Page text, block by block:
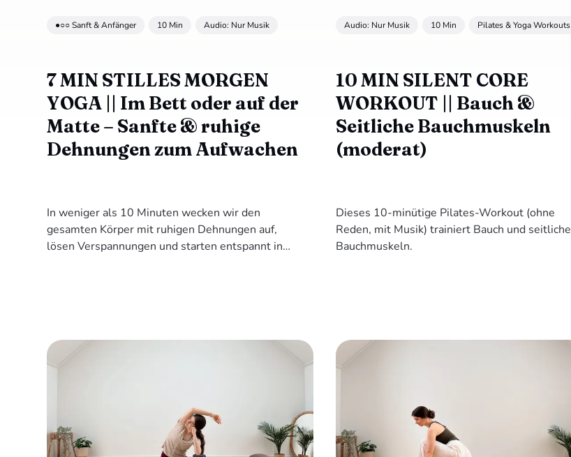
●○○ Sanft & Anfänger 10 Min Audio: Nur Musik
7 MIN STILLES MORGEN
YOGA || Im Bett oder auf der
Matte – Sanfte & ruhige
Dehnungen zum Aufwachen
In weniger als 10 Minuten wecken wir den
gesamten Körper mit ruhigen Dehnungen auf,
lösen Verspannungen und starten entspannt in
Audio: Nur Musik 10 Min Pilates & Yoga Workouts
10 MIN SILENT CORE
WORKOUT || Bauch &
Seitliche Bauchmuskeln
(moderat)
Dieses 10-minütige Pilates-Workout (ohne
Reden, mit Musik) trainiert Bauch und seitliche
Bauchmuskeln.